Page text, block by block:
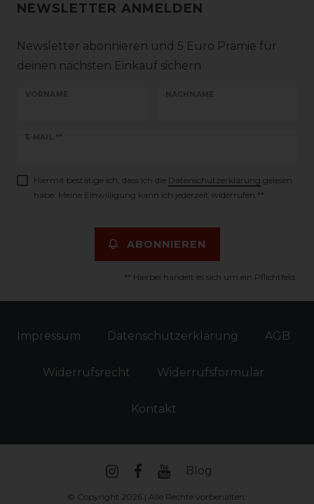
NEWSLETTER ANMELDEN
Newsletter abonnieren und 5 Euro Prämie für
deinen nächsten Einkauf sichern
VORNAME NACHNAME
E-MAIL **
Newsletter
Hiermit bestätige ich, dass ich die Daten­schutz­erklärung gelesen
habe. Meine Einwilligung kann ich jederzeit widerrufen.**
ABONNIEREN
** Hierbei handelt es sich um ein Pflichtfeld.
Impressum Daten­schutz­erklärung AGB
Widerrufs­recht Widerrufs­formular
Kontakt
Blog
© Copyright 2026 | Alle Rechte vorbehalten.